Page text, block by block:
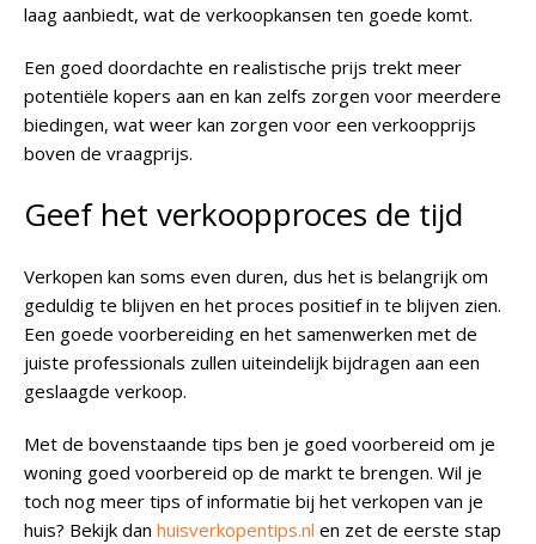
laag aanbiedt, wat de verkoopkansen ten goede komt.
Een goed doordachte en realistische prijs trekt meer
potentiële kopers aan en kan zelfs zorgen voor meerdere
biedingen, wat weer kan zorgen voor een verkoopprijs
boven de vraagprijs.
Geef het verkoopproces de tijd
Verkopen kan soms even duren, dus het is belangrijk om
geduldig te blijven en het proces positief in te blijven zien.
Een goede voorbereiding en het samenwerken met de
juiste professionals zullen uiteindelijk bijdragen aan een
geslaagde verkoop.
Met de bovenstaande tips ben je goed voorbereid om je
woning goed voorbereid op de markt te brengen. Wil je
toch nog meer tips of informatie bij het verkopen van je
huis? Bekijk dan huisverkopentips.nl en zet de eerste stap